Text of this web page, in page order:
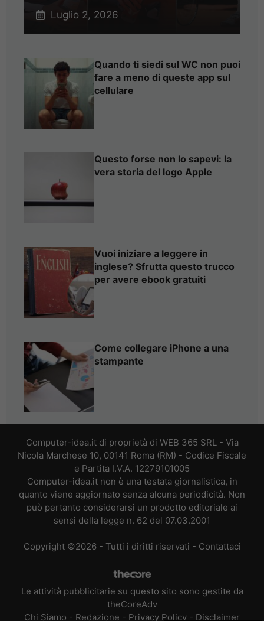
Luglio 2, 2026
Quando ti siedi sul WC non puoi
fare a meno di queste app sul
cellulare
Questo forse non lo sapevi: la
vera storia del logo Apple
Vuoi iniziare a leggere in
inglese? Sfrutta questo trucco
per avere ebook gratuiti
Come collegare iPhone a una
stampante
Computer-idea.it di proprietà di WEB 365 SRL - Via
Nicola Marchese 10, 00141 Roma (RM) - Codice Fiscale
e Partita I.V.A. 12279101005
Computer-idea.it non è una testata giornalistica, in
quanto viene aggiornato senza alcuna periodicità. Non
può pertanto considerarsi un prodotto editoriale ai
sensi della legge n. 62 del 07.03.2001
Copyright ©2026 - Tutti i diritti riservati - Contattaci
Le attività pubblicitarie su questo sito sono gestite da
theCoreAdv
Chi Siamo - Redazione - Privacy Policy - Disclaimer